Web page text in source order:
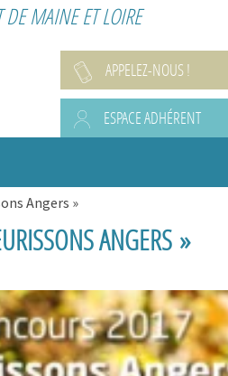
DE MAINE ET LOIRE
APPELEZ-NOUS !
ESPACE ADHÉRENT
Angers »
ANGERS »